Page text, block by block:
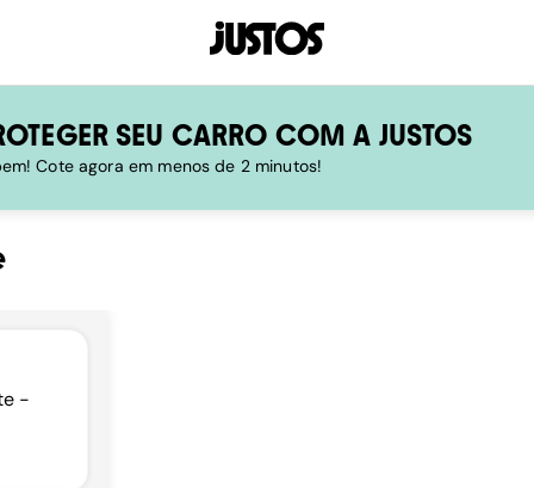
SEU CARRO COM A JUSTOS
Cote agora em menos de 2 minutos!
-